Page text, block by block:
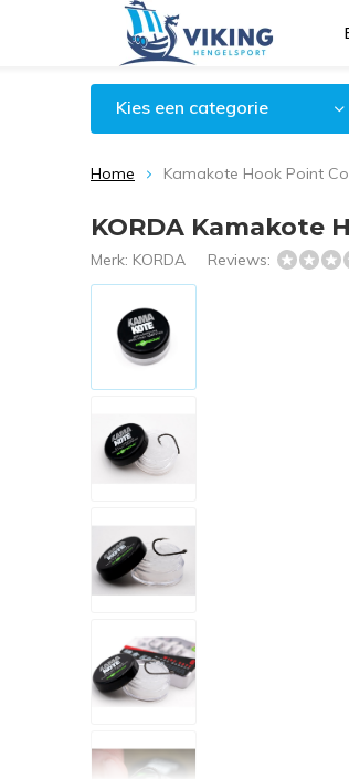
Kies een categorie
Home Kamakote Hook Point
KORDA Kamakote
Merk: KORDA Reviews: